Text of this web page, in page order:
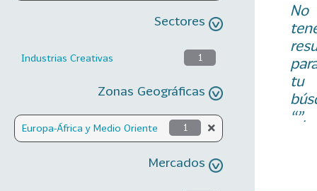
Sectores
Industrias Creativas 1
Zonas Geográficas
Europa-África y Medio Oriente 1
Mercados
No
tu
“”.